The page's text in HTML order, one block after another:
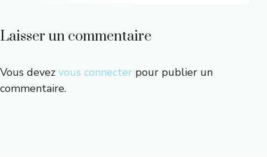
Laisser un commentaire
Vous devez vous connecter pour publier un
commentaire.